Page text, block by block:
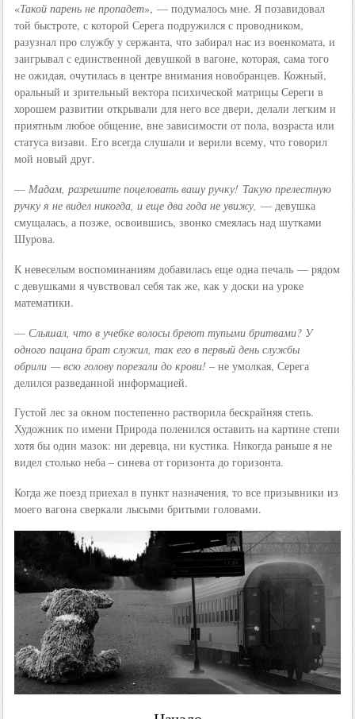
«Такой парень не пропадет», — подумалось мне. Я позавидовал
той быстроте, с которой Серега подружился с проводником,
разузнал про службу у сержанта, что забирал нас из военкомата, и
заигрывал с единственной девушкой в вагоне, которая, сама того
не ожидая, очутилась в центре внимания новобранцев. Кожный,
оральный и зрительный вектора психической матрицы Сереги в
хорошем развитии открывали для него все двери, делали легким и
приятным любое общение, вне зависимости от пола, возраста или
статуса визави. Его всегда слушали и верили всему, что говорил
мой новый друг.
— Мадам, разрешите поцеловать вашу ручку! Такую прелестную
ручку я не видел никогда, и еще два года не увижу, — девушка
смущалась, а позже, освоившись, звонко смеялась над шутками
Шурова.
К невеселым воспоминаниям добавилась еще одна печаль — рядом
с девушками я чувствовал себя так же, как у доски на уроке
математики.
— Слышал, что в учебке волосы бреют тупыми бритвами? У
одного пацана брат служил, так его в первый день службы
обрили — всю голову порезали до крови! – не умолкая, Серега
делился разведанной информацией.
Густой лес за окном постепенно растворила бескрайняя степь.
Художник по имени Природа поленился оставить на картине степи
хотя бы один мазок: ни деревца, ни кустика. Никогда раньше я не
видел столько неба – синева от горизонта до горизонта.
Когда же поезд приехал в пункт назначения, то все призывники из
моего вагона сверкали лысыми бритыми головами.